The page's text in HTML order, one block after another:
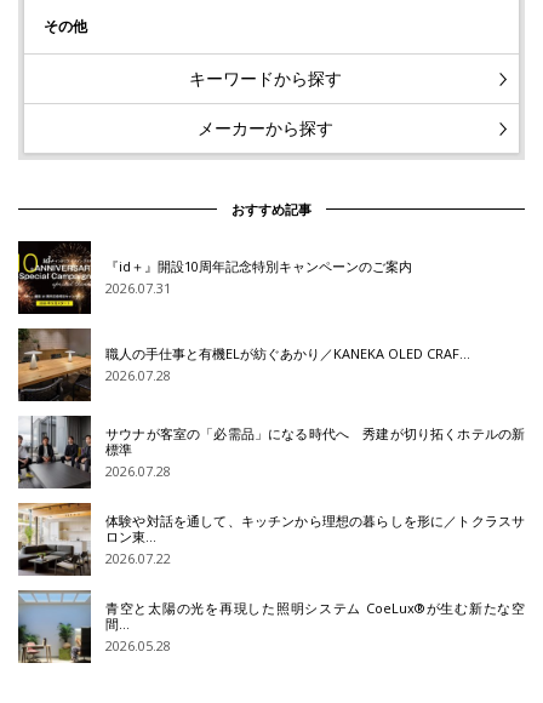
その他
キーワードから探す
メーカーから探す
おすすめ記事
『id＋』開設10周年記念特別キャンペーンのご案内
2026.07.31
職人の手仕事と有機ELが紡ぐあかり／KANEKA OLED CRAF…
2026.07.28
サウナが客室の「必需品」になる時代へ 秀建が切り拓くホテルの新
標準
2026.07.28
体験や対話を通して、キッチンから理想の暮らしを形に／トクラスサ
ロン東…
2026.07.22
青空と太陽の光を再現した照明システム CoeLux®が生む新たな空
間…
2026.05.28